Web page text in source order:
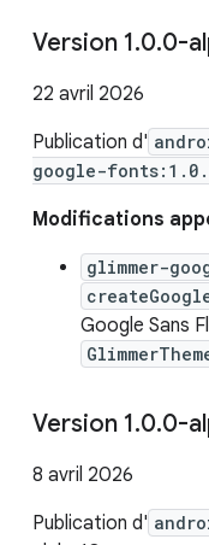
Version 1.0.0-
22 avril 2026
Publication d'
google-
Modifications
glimmer-
Google Sans
Version 1.0.0-
8 avril 2026
Publication d'